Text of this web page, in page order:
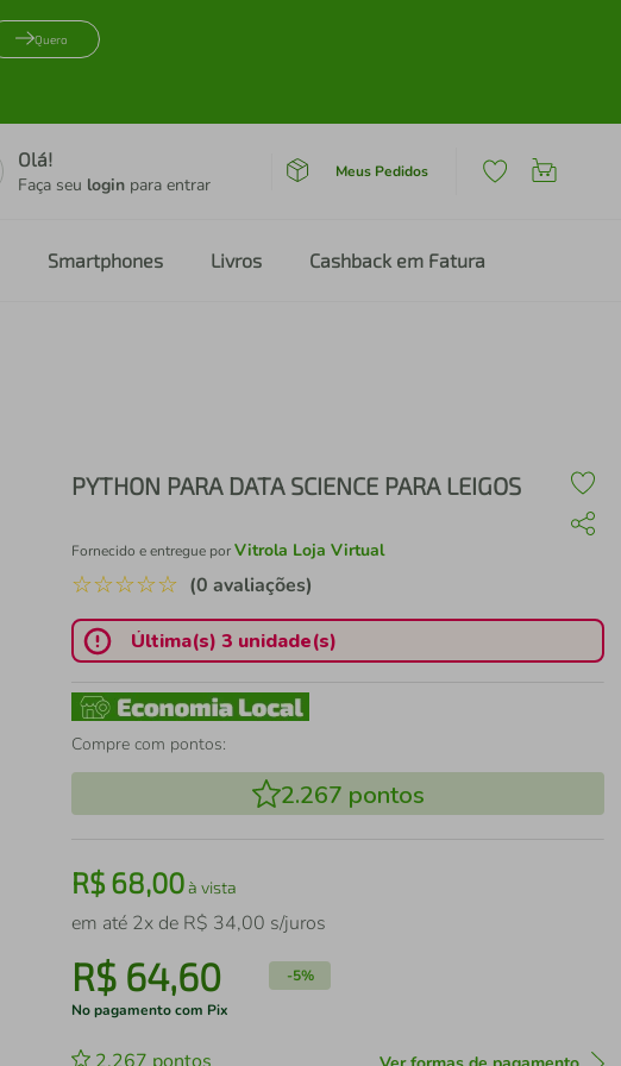
Quero
Olá!
Faça seu login para entrar
Meus Pedidos
Smartphones Livros Cashback em Fatura
PYTHON PARA DATA SCIENCE PARA LEIGOS
Fornecido e entregue porVitrola Loja Virtual
☆☆☆☆☆ (0 avaliações)
Última(s) 3 unidade(s)
Compre com pontos:
2.267 pontos
R$68,00à vista
em até 2x de R$ 34,00 s/juros
R$ 64,60 -5%
No pagamento com Pix